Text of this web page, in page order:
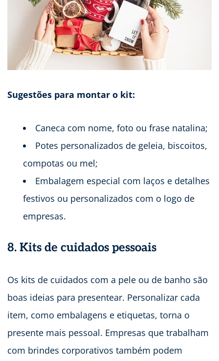
Sugestões para montar o kit:
Caneca com nome, foto ou frase natalina;
Potes personalizados de geleia, biscoitos,
compotas ou mel;
Embalagem especial com laços e detalhes
festivos ou personalizados com o logo de
empresas.
8. Kits de cuidados pessoais
Os kits de cuidados com a pele ou de banho são
boas ideias para presentear. Personalizar cada
item, como embalagens e etiquetas, torna o
presente mais pessoal. Empresas que trabalham
com brindes corporativos também podem